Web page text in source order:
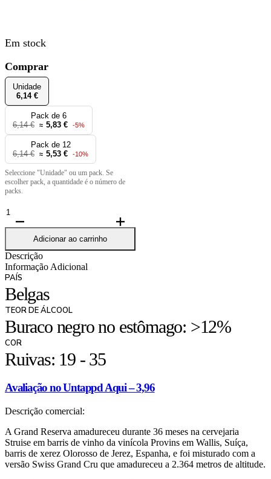
Em stock
Comprar
Unidade
6,14 €
Pack de 6
6,14 €
≈ 5,83 € -5%
Pack de 12
6,14 €
≈ 5,53 € -10%
Seleccione "Unidade" ou um pack. Se
escolher pack, a quantidade é o número de
packs.
Quantidade
Struise
Clash
of
The
Titans
Grande
Reserva
33cl
-
Adicionar ao carrinho
Descrição
Informação Adicional
PAÍS
Belgas
TEOR DE ÁLCOOL
Buraco negro no estômago: >12%
COR
Ruivas: 19 - 35
Avaliação no Untappd Aqui – 3,96
Descrição comercial:
A Grand Reserva amadureceu durante 36 meses na cervejaria
Struise em barris de vinho da vinícola Provins em Wallis, Suíça,
barris de xerez Olorosso de Jerez, Espanha, e foi misturado com a
versão Swiss Grand Cru que amadureceu a 2.364 metros de altitude.